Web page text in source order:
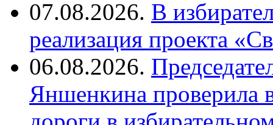
07.08.2026. В
реализация проекта
06.08.2026.
Яншенкина проверила